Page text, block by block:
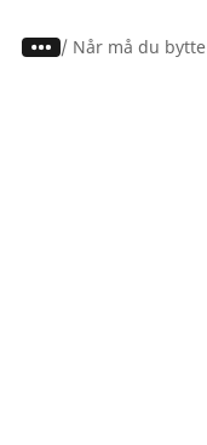
/ Når må du